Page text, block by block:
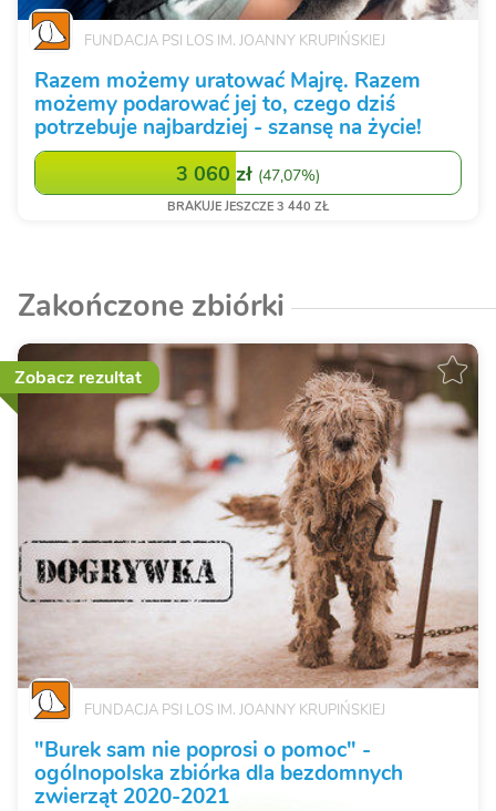
FUNDACJA PSI LOS IM. JOANNY KRUPIŃSKIEJ
Razem możemy uratować Majrę. Razem
możemy podarować jej to, czego dziś
potrzebuje najbardziej - szansę na życie!
3 060 zł (47,07%)
BRAKUJE JESZCZE 3 440 ZŁ
Zakończone zbiórki
Zobacz rezultat
FUNDACJA PSI LOS IM. JOANNY KRUPIŃSKIEJ
"Burek sam nie poprosi o pomoc" -
ogólnopolska zbiórka dla bezdomnych
zwierząt 2020-2021